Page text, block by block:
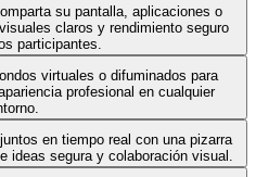
su pantalla, aplicaciones o
claros y rendimiento seguro
participantes.
virtuales o difuminados para
profesional en cualquier
en tiempo real con una pizarra
ideas segura y colaboración visual.